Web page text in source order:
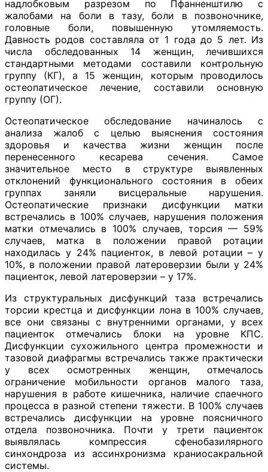
надлобковым разрезом по Пфанненштилю с
жалобами на боли в тазу, боли в позвоночнике,
головные боли, повышенную утомляемость.
Давность родов составляла от 1 года до 5 лет. Из
числа обследованных 14 женщин, лечившихся
стандартными методами составили контрольную
группу (КГ), а 15 женщин, которым проводилось
остеопатическое лечение, составили основную
группу (ОГ).
Остеопатическое обследование начиналось с
анализа жалоб с целью выяснения состояния
здоровья и качества жизни женщин после
перенесенного кесарева сечения. Самое
значительное место в структуре выявленных
отклонений функционального состояния в обеих
группах заняли висцеральные нарушения.
Остеопатические признаки дисфункции матки
встречались в 100% случаев, нарушения положения
матки отмечались в 100% случаев, торсия — 59%
случаев, матка в положении правой ротации
находилась у 24% пациенток, в левой ротации – у
10%, в положении правой латероверзии были у 24%
пациенток, левой латероверзии – у 17%.
Из структуральных дисфункций таза встречались
торсии крестца и дисфункции лона в 100% случаев,
все они связаны с внутренними органами, у всех
пациенток отмечались блоки на уровне КПС.
Дисфункции сухожильного центра промежности и
тазовой диафрагмы встречались также практически
у всех осмотренных женщин, отмечалось
ограничение мобильности органов малого таза,
нарушения в работе кишечника, наличие спаечного
процесса в разной степени тяжести. В 100% случаев
встречались дисфункции на уровне поясничного
отдела позвоночника. Почти у трети пациенток
выявлялась компрессия сфенобазилярного
синхондроза из ассинхронизма краниосакральной
системы.